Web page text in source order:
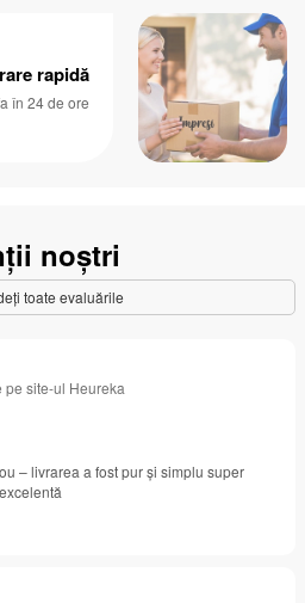
rapidă
în 24 de ore
noștri
toate evaluările
site-ul Heureka
– livrarea a fost pur și simplu super